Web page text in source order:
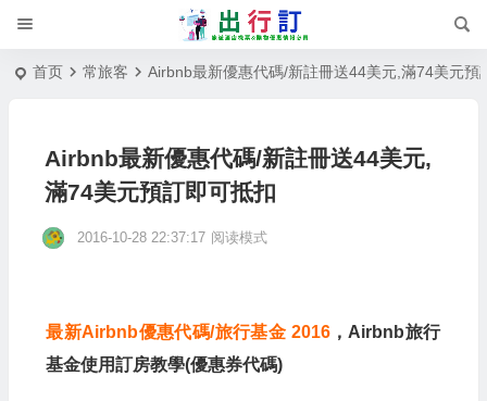
首页 常旅客 Airbnb最新優惠代碼/新註冊送44美元,滿74美元預
Airbnb最新優惠代碼/新註冊送44美元,
滿74美元預訂即可抵扣
2016-10-28 22:37:17 阅读模式
最新Airbnb優惠代碼/旅行基金 2016，Airbnb旅行
基金使用訂房教學(優惠券代碼)